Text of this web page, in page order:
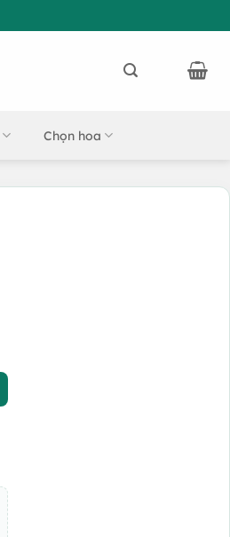
Chọn hoa